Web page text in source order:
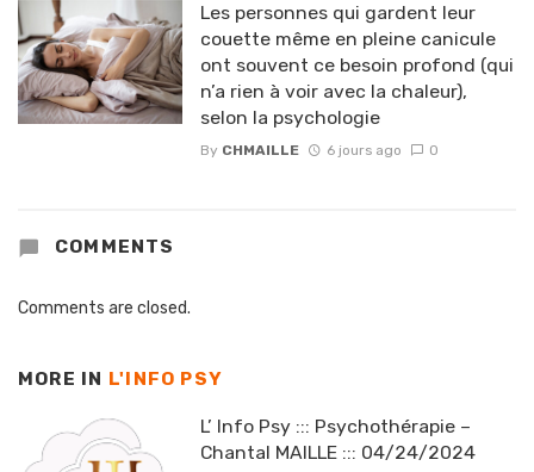
Les personnes qui gardent leur
couette même en pleine canicule
ont souvent ce besoin profond (qui
n’a rien à voir avec la chaleur),
selon la psychologie
By CHMAILLE 6 jours ago 0
COMMENTS
Comments are closed.
MORE IN L'INFO PSY
L’ Info Psy ::: Psychothérapie –
Chantal MAILLE ::: 04/24/2024